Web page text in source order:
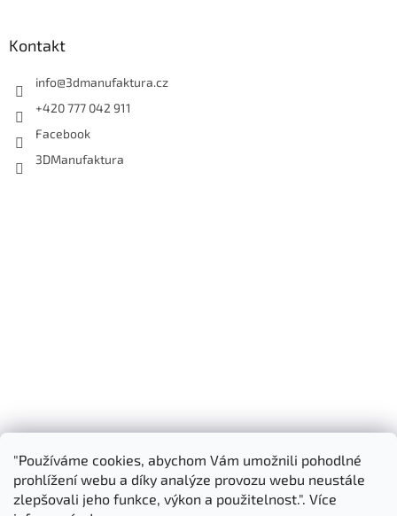
"Používáme cookies, abychom Vám umožnili pohodlné
prohlížení webu a díky analýze provozu webu neustále
zlepšovali jeho funkce, výkon a použitelnost.". Více
Kontakt
info@3dmanufaktura.cz
+420 777 042 911
Facebook
3DManufaktura
Shoptet.cz 3D Manufaktura s.r.o.